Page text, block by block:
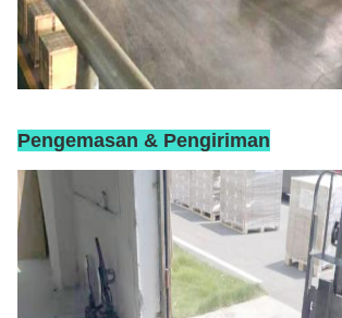
Pengemasan & Pengiriman